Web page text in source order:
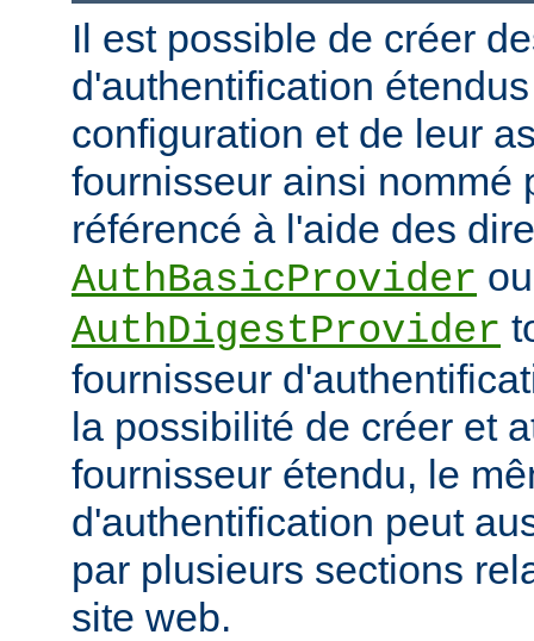
Il est possible de créer
d'authentification
configuration et de leur
fournisseur ainsi nommé
référencé à l'aide des
AuthBasicProvider ou
AuthDigestProvider
fournisseur
la possibilité de créer et
fournisseur étendu, le
d'authentification peut
par plusieurs sections
site web.